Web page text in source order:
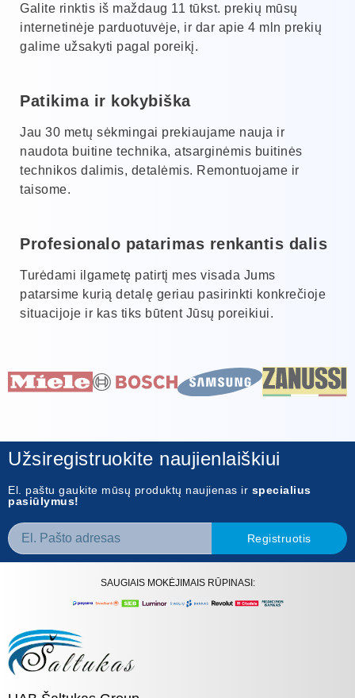
Galite rinktis iš maždaug 11 tūkst. prekių mūsų
internetinėje parduotuvėje, ir dar apie 4 mln prekių
galime užsakyti pagal poreikį.
Patikima ir kokybiška
Jau 30 metų sėkmingai prekiaujame nauja ir
naudota buitine technika, atsarginėmis buitinės
technikos dalimis, detalėmis. Remontuojame ir
taisome.
Profesionalo patarimas renkantis dalis
Turėdami ilgametę patirtį mes visada Jums
patarsime kurią detalę geriau pasirinkti konkrečioje
situacijoje ir kas tiks būtent Jūsų poreikiui.
Užsiregistruokite naujienlaiškiui
El. paštu gaukite mūsų produktų naujienas ir specialius
pasiūlymus!
Registruotis
SAUGIAIS MOKĖJIMAIS RŪPINASI: